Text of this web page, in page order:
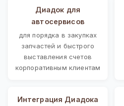
Диадок для
автосервисов
для порядка в закупках
запчастей и быстрого
выставления счетов
корпоративным клиентам
Интеграция Диадока